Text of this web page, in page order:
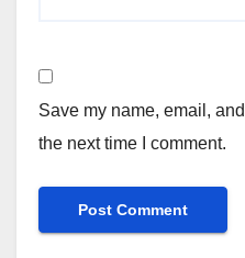
Save my name, email,
the next time I comment.